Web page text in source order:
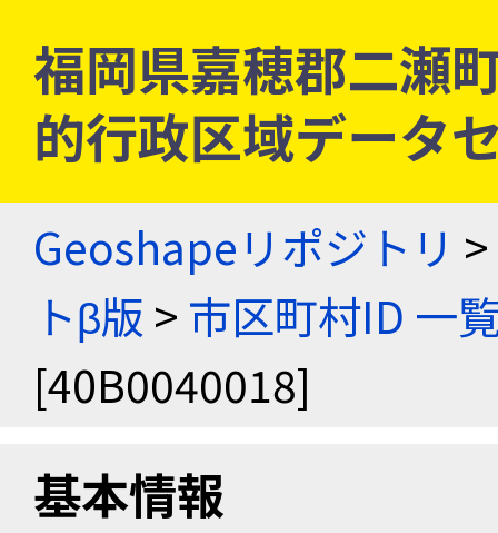
福岡県嘉穂郡二瀬
的行政区域データ
Geoshapeリポジトリ >
トβ版 > 市区町村ID 一
[40B0040018]
基本情報